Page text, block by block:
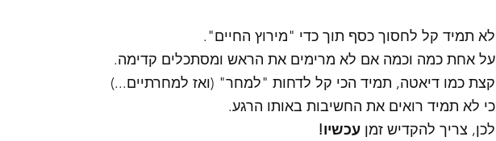
לא תמיד קל לחסוך כסף תוך כדי "מירוץ החיים".
על אחת כמה וכמה אם לא מרימים את הראש ומסתכלים קדימה.
קצת כמו דיאטה, תמיד הכי קל לדחות "למחר" (ואז למחרתיים...)
כי לא תמיד רואים את החשיבות באותו הרגע.
לכן, צריך להקדיש זמן עכשיו!